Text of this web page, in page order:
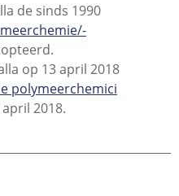
de sinds 1990
op 13 april 2018
polymeerchemici
april 2018.